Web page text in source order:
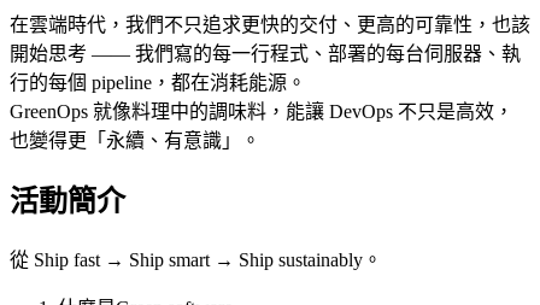
在雲端時代，我們不只追求更快的交付、更高的可靠性，也該
開始思考 —— 我們寫的每一行程式、部署的每台伺服器、執
行的每個 pipeline，都在消耗能源。
GreenOps 就像料理中的調味料，能讓 DevOps 不只是高效，
也變得更「永續、有意識」。
活動簡介
從 Ship fast → Ship smart → Ship sustainably。